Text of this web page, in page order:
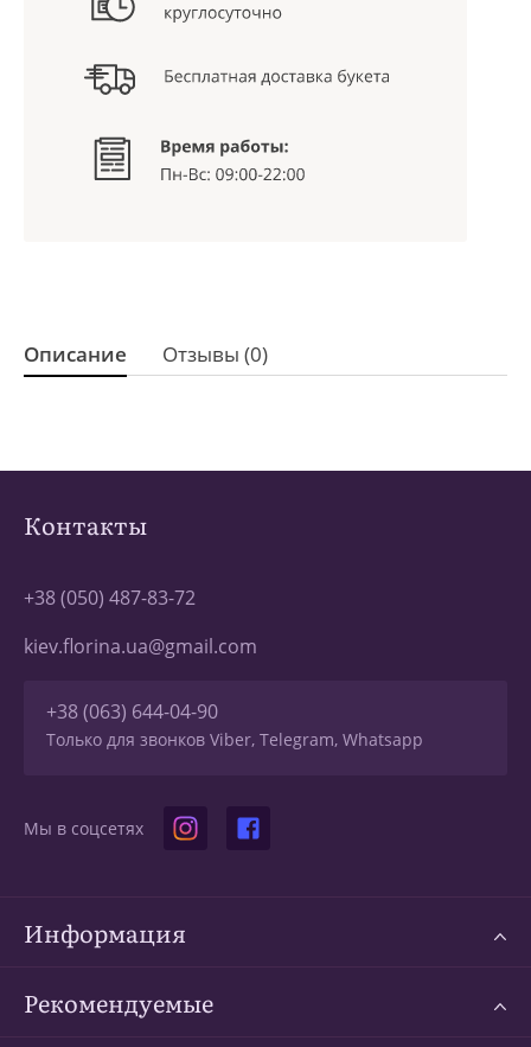
Описание Отзывы (0)
Контакты
+38 (050) 487-83-72
kiev.florina.ua@gmail.com
+38 (063) 644-04-90
Только для звонков Viber, Telegram, Whatsapp
Мы в соцсетях
Информация
Рекомендуемые